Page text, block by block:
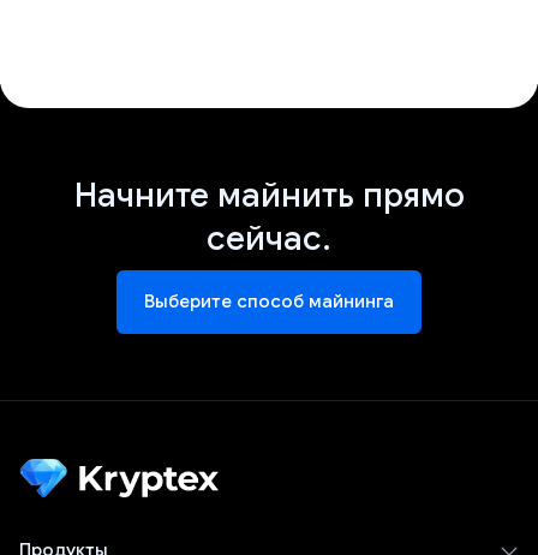
Начните майнить прямо
сейчас.
Выберите способ майнинга
Продукты